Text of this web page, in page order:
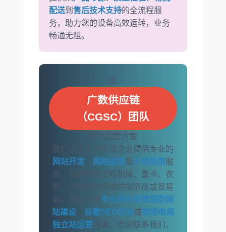
配送到 售后技术支持的全流程服
务，助力您的设备高效运转，业务
畅通无阻。
由
广数供应链
（CGSC）团队
提供运营方案
我们专注于为外贸企业提供专业的
网站开发
网站运营及外贸陪跑服
务。如果您是工程机械、重卡、农
机、汽车配件领域的制造商或贸易
商，正在寻求 专业的外贸营销型网
站建设
谷歌SEO优化或跨境电商
独立站运营 方案，欢迎联系我们，